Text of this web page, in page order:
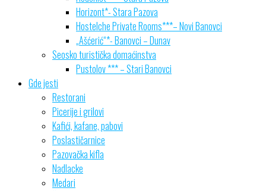
Horizont*- Stara Pazova
Hostelche Private Rooms***– Novi Banovci
„Ašćerić“*- Banovci – Dunav
Seosko turistička domaćinstva
Pustolov *** – Stari Banovci
Gde jesti
Restorani
Picerije i grilovi
Kafići, kafane, pabovi
Poslastičarnice
Pazovačka kifla
Nadlacke
Medari